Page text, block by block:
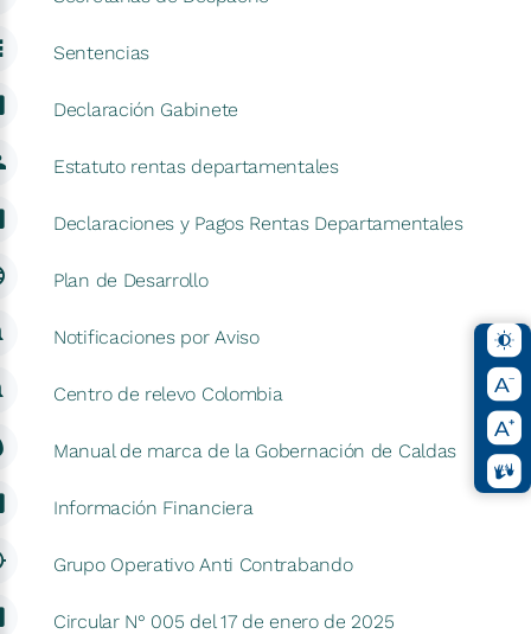
Sentencias
Declaración Gabinete
Estatuto rentas departamentales
Declaraciones y Pagos Rentas Departamentales
Plan de Desarrollo
Notificaciones por Aviso
Centro de relevo Colombia
Manual de marca de la Gobernación de Caldas
Información Financiera
Grupo Operativo Anti Contrabando
Circular N° 005 del 17 de enero de 2025